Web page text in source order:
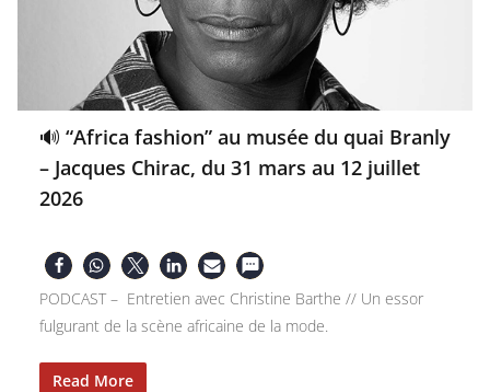
🔊 “Africa fashion” au musée du quai Branly
– Jacques Chirac, du 31 mars au 12 juillet
2026
PODCAST – Entretien avec Christine Barthe // Un essor
fulgurant de la scène africaine de la mode.
Read More